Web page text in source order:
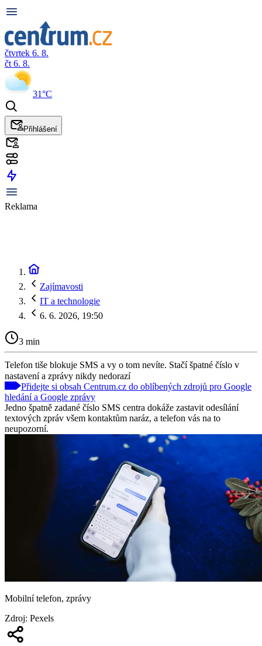
čtvrtek 6. 8.
čt 6. 8.
31°C
Přihlášení
Reklama
Zajímavosti
IT a technologie
6. 6. 2026, 19:50
3 min
Telefon tiše blokuje SMS a vy o tom nevíte. Stačí špatné číslo v
nastavení a zprávy nikdy nedorazí
Přidejte si obsah Centrum.cz do oblíbených zdrojů pro Google
hledání a Google zprávy
Jedno špatně zadané číslo SMS centra dokáže zastavit odesílání
textových zpráv všem kontaktům naráz, a telefon vás na to
neupozorní.
Mobilní telefon, zprávy
Zdroj: Pexels